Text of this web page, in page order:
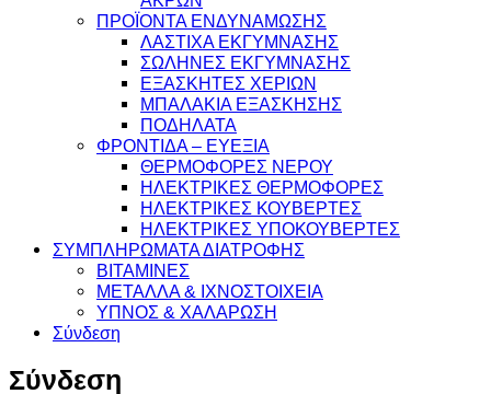
ΠΡΟΪΟΝΤΑ ΕΝΔΥΝΑΜΩΣΗΣ
ΛΑΣΤΙΧΑ ΕΚΓΥΜΝΑΣΗΣ
ΣΩΛΗΝΕΣ ΕΚΓΥΜΝΑΣΗΣ
ΕΞΑΣΚΗΤΕΣ ΧΕΡΙΩΝ
ΜΠΑΛΑΚΙΑ ΕΞΑΣΚΗΣΗΣ
ΠΟΔΗΛΑΤΑ
ΦΡΟΝΤΙΔΑ – ΕΥΕΞΙΑ
ΘΕΡΜΟΦΟΡΕΣ ΝΕΡΟΥ
ΗΛΕΚΤΡΙΚΕΣ ΘΕΡΜΟΦΟΡΕΣ
ΗΛΕΚΤΡΙΚΕΣ ΚΟΥΒΕΡΤΕΣ
ΗΛΕΚΤΡΙΚΕΣ ΥΠΟΚΟΥΒΕΡΤΕΣ
ΣΥΜΠΛΗΡΩΜΑΤΑ ΔΙΑΤΡΟΦΗΣ
ΒΙΤΑΜΙΝΕΣ
ΜΕΤΑΛΛΑ & ΙΧΝΟΣΤΟΙΧΕΙΑ
ΥΠΝΟΣ & ΧΑΛΑΡΩΣΗ
Σύνδεση
Σύνδεση